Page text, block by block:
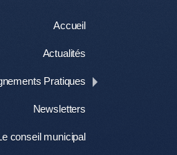
Accueil
Actualités
Pratiques
Newsletters
conseil municipal